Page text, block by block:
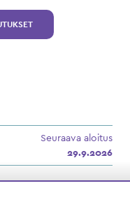
Seuraava aloitus
29.9.2026